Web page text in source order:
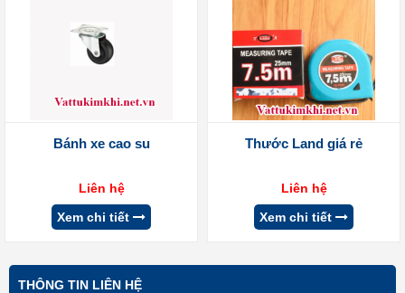
Bánh xe cao su
Liên hệ
Xem chi tiết
Thước Land giá rẻ
Liên hệ
Xem chi tiết
THÔNG TIN LIÊN HỆ